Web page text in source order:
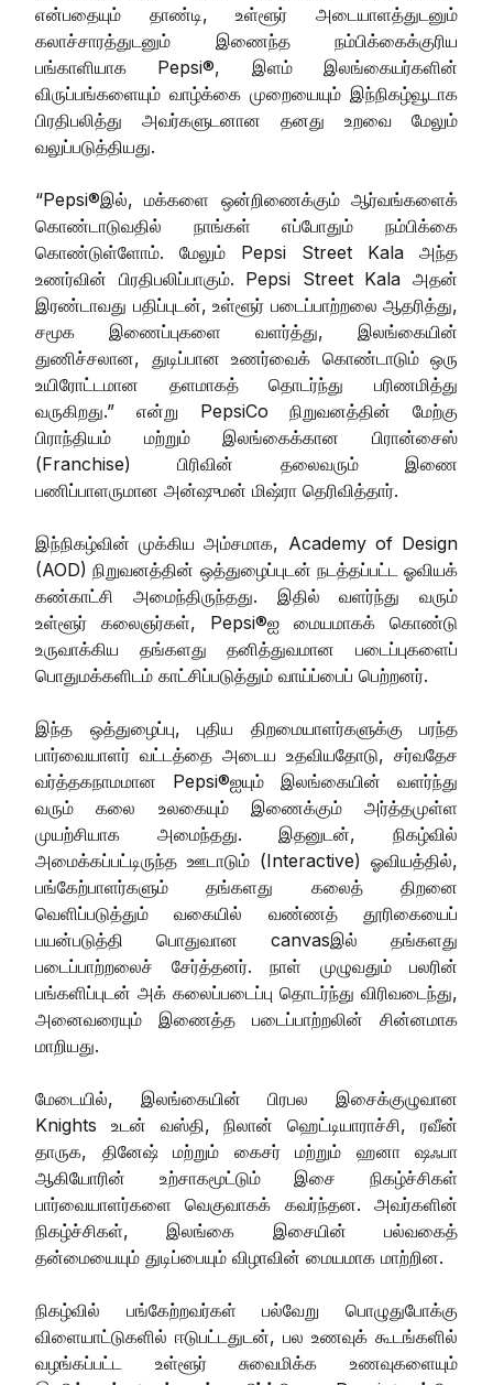
என்பதையும் தாண்டி, உள்ளூர் அடையாளத்துடனும்
கலாச்சாரத்துடனும் இணைந்த நம்பிக்கைக்குரிய
பங்காளியாக Pepsi®, இளம் இலங்கையர்களின்
விருப்பங்களையும் வாழ்க்கை முறையையும் இந்நிகழ்வூடாக
பிரதிபலித்து அவர்களுடனான தனது உறவை மேலும்
வலுப்படுத்தியது.
“Pepsi®இல், மக்களை ஒன்றிணைக்கும் ஆர்வங்களைக்
கொண்டாடுவதில் நாங்கள் எப்போதும் நம்பிக்கை
கொண்டுள்ளோம். மேலும் Pepsi Street Kala அந்த
உணர்வின் பிரதிபலிப்பாகும். Pepsi Street Kala அதன்
இரண்டாவது பதிப்புடன், உள்ளூர் படைப்பாற்றலை ஆதரித்து,
சமூக இணைப்புகளை வளர்த்து, இலங்கையின்
துணிச்சலான, துடிப்பான உணர்வைக் கொண்டாடும் ஒரு
உயிரோட்டமான தளமாகத் தொடர்ந்து பரிணமித்து
வருகிறது.” என்று PepsiCo நிறுவனத்தின் மேற்கு
பிராந்தியம் மற்றும் இலங்கைக்கான பிரான்சைஸ்
(Franchise) பிரிவின் தலைவரும் இணை
பணிப்பாளருமான அன்ஷுமன் மிஷ்ரா தெரிவித்தார்.
இந்நிகழ்வின் முக்கிய அம்சமாக, Academy of Design
(AOD) நிறுவனத்தின் ஒத்துழைப்புடன் நடத்தப்பட்ட ஓவியக்
கண்காட்சி அமைந்திருந்தது. இதில் வளர்ந்து வரும்
உள்ளூர் கலைஞர்கள், Pepsi®ஐ மையமாகக் கொண்டு
உருவாக்கிய தங்களது தனித்துவமான படைப்புகளைப்
பொதுமக்களிடம் காட்சிப்படுத்தும் வாய்ப்பைப் பெற்றனர்.
இந்த ஒத்துழைப்பு, புதிய திறமையாளர்களுக்கு பரந்த
பார்வையாளர் வட்டத்தை அடைய உதவியதோடு, சர்வதேச
வர்த்தகநாமமான Pepsi®ஐயும் இலங்கையின் வளர்ந்து
வரும் கலை உலகையும் இணைக்கும் அர்த்தமுள்ள
முயற்சியாக அமைந்தது. இதனுடன், நிகழ்வில்
அமைக்கப்பட்டிருந்த ஊடாடும் (Interactive) ஓவியத்தில்,
பங்கேற்பாளர்களும் தங்களது கலைத் திறனை
வெளிப்படுத்தும் வகையில் வண்ணத் தூரிகையைப்
பயன்படுத்தி பொதுவான canvasஇல் தங்களது
படைப்பாற்றலைச் சேர்த்தனர். நாள் முழுவதும் பலரின்
பங்களிப்புடன் அக் கலைப்படைப்பு தொடர்ந்து விரிவடைந்து,
அனைவரையும் இணைத்த படைப்பாற்றலின் சின்னமாக
மாறியது.
மேடையில், இலங்கையின் பிரபல இசைக்குழுவான
Knights உடன் வஸ்தி, நிலான் ஹெட்டியாராச்சி, ரவீன்
தாருக, தினேஷ் மற்றும் கைசர் மற்றும் ஹனா ஷஃபா
ஆகியோரின் உற்சாகமூட்டும் இசை நிகழ்ச்சிகள்
பார்வையாளர்களை வெகுவாகக் கவர்ந்தன. அவர்களின்
நிகழ்ச்சிகள், இலங்கை இசையின் பல்வகைத்
தன்மையையும் துடிப்பையும் விழாவின் மையமாக மாற்றின.
நிகழ்வில் பங்கேற்றவர்கள் பல்வேறு பொழுதுபோக்கு
விளையாட்டுகளில் ஈடுபட்டதுடன், பல உணவுக் கூடங்களில்
வழங்கப்பட்ட உள்ளூர் சுவைமிக்க உணவுகளையும்